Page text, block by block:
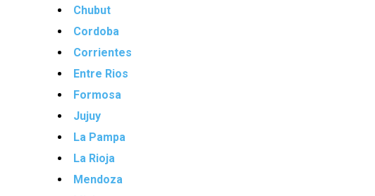
Chubut
Cordoba
Corrientes
Entre Rios
Formosa
Jujuy
La Pampa
La Rioja
Mendoza